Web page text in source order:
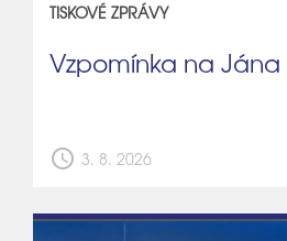
TISKOVÉ ZPRÁVY
Vzpomínka na Jána
schedule 3. 8. 2026